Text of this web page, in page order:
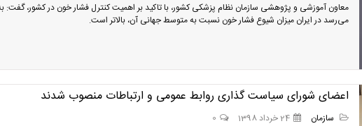
معاون آموزشی و پژوهشی سازمان نظام پزشکی کشور، با تاکید بر اهمیت کنترل فشار خون در کشور، گفت:
می‌رسد در ایران میزان شیوع فشار خون نسبت به متوسط جهانی آن، بالاتر است.
اعضای شورای سیاست گذاری روابط عمومی و ارتباطات منصوب شدند
سازمان 24 خرداد 1398
0